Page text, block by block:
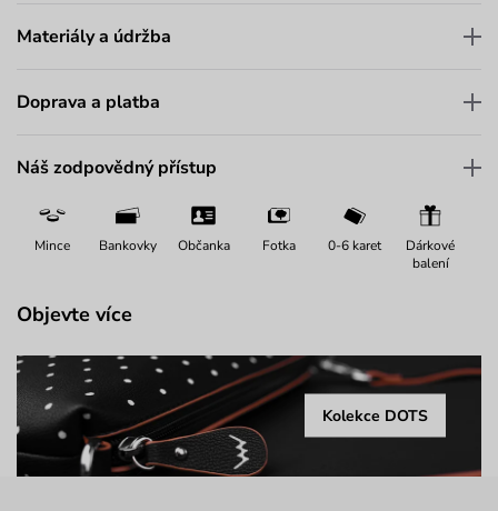
Materiály a údržba
Doprava a platba
Náš zodpovědný přístup
Mince Bankovky Občanka Fotka 0-6 karet
Dárkové
balení
Objevte více
Kolekce DOTS